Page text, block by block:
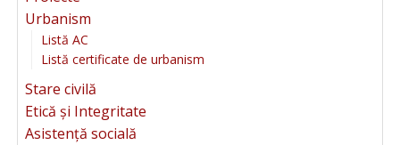
Urbanism
Listă AC
Listă certificate de urbanism
Stare civilă
Etică și Integritate
Asistență socială